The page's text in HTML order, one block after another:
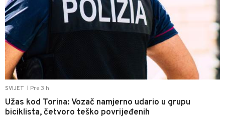
SVIJET Pre 3 h
Užas kod Torina: Vozač namjerno udario u grupu
biciklista, četvoro teško povrijeđenih